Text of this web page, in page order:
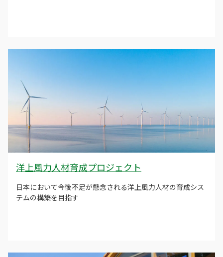
洋上風力人材育成プロジェクト
日本において今後不足が懸念される洋上風力人材の育成シス
テムの構築を目指す